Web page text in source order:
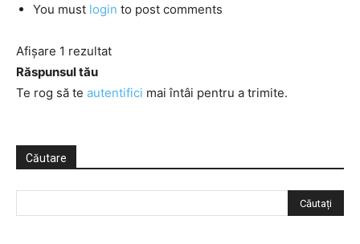
You must login to post comments
Afișare 1 rezultat
Răspunsul tău
Te rog să te autentifici mai întâi pentru a trimite.
Căutare